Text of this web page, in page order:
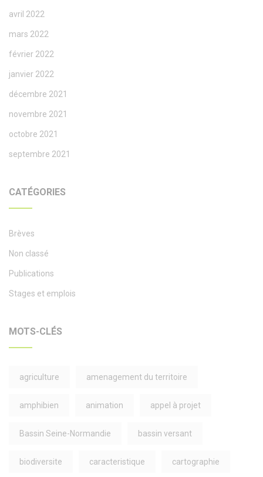
avril 2022
mars 2022
février 2022
janvier 2022
décembre 2021
novembre 2021
octobre 2021
septembre 2021
CATÉGORIES
Brèves
Non classé
Publications
Stages et emplois
MOTS-CLÉS
agriculture amenagement du territoire
amphibien animation appel à projet
Bassin Seine-Normandie bassin versant
biodiversite caracteristique cartographie